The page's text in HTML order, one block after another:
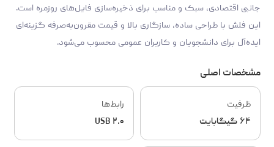
جانبی اقتصادی، سبک و مناسب برای ذخیره‌سازی فایل‌های روزمره است.
این فلش با طراحی ساده، سازگاری بالا و قیمت مقرون‌به‌صرفه گزینه‌ای
ایده‌آل برای دانشجویان و کاربران عمومی محسوب می‌شود.
مشخصات اصلی
ظرفیت
۶۴ گیگابایت
رابط‌ها
USB ۲.۰